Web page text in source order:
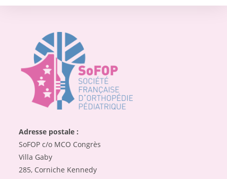
Adresse postale :
SoFOP c/o MCO Congrès
Villa Gaby
285, Corniche Kennedy